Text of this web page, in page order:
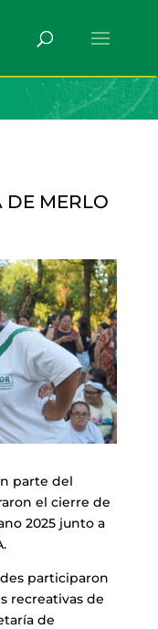
DE MERLO
parte del
el cierre de
2025 junto a
participaron
recreativas de
de